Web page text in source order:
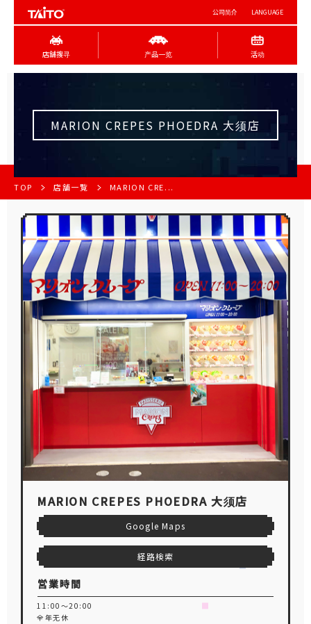
公司简介 LANGUAGE
店舖搜寻 产品一览 活动
MARION CREPES PHOEDRA 大须店
TOP 店舗一覧 MARION CRE...
MARION CREPES PHOEDRA 大须店
Google Maps
経路検索
営業時間
11:00～20:00
全年无休